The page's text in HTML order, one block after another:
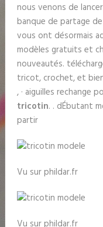
nous venons de
banque de partage
vous ont désormais
modèles gratuits et
nouveautés.
tricot, crochet, et
, · aiguilles rechange
tricotin. . dÉbutant
partir
Vu sur phildar.fr
Vu sur phildar.fr